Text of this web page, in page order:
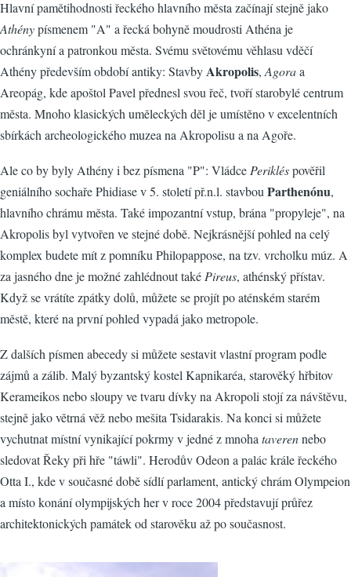
Hlavní pamětihodnosti řeckého hlavního města začínají stejně jako
Athénypísmenem "A" a řecká bohyně moudrosti Athéna je
ochránkyní a patronkou města. Svému světovému věhlasu vděčí
Athény především období antiky: StavbyAkropolis, Agoraa
Areopág, kde apoštol Pavel přednesl svou řeč, tvoří starobylé centrum
města. Mnoho klasických uměleckých děl je umístěno v excelentních
sbírkách archeologického muzea na Akropolisu a na Agoře.
Ale co by byly Athény i bez písmena "P": Vládce Perikléspověřil
geniálního sochaře Phidiase v 5. století př.n.l. stavbou Parthenónu,
hlavního chrámu města. Také impozantní vstup, brána "propyleje", na
Akropolis byl vytvořen ve stejné době. Nejkrásnější pohled na celý
komplex budete mít z pomníku Philopappose, na tzv. vrcholku múz. A
za jasného dne je možné zahlédnout také Pireus, athénský přístav.
Když se vrátíte zpátky dolů, můžete se projít po aténském starém
městě, které na první pohled vypadá jako metropole.
Z dalších písmen abecedy si můžete sestavit vlastní program podle
zájmů a zálib. Malý byzantský kostel Kapnikaréa, starověký hřbitov
Kerameikos nebo sloupy ve tvaru dívky na Akropoli stojí za návštěvu,
stejně jako větrná věž nebo mešita Tsidarakis. Na konci si můžete
vychutnat místní vynikající pokrmy v jedné z mnoha taverennebo
sledovat Řeky při hře "táwli". Herodův Odeon a palác krále řeckého
Otta I., kde v současné době sídlí parlament, antický chrám Olympeion
a místo konání olympijských her v roce 2004 představují průřez
architektonických památek od starověku až po současnost.